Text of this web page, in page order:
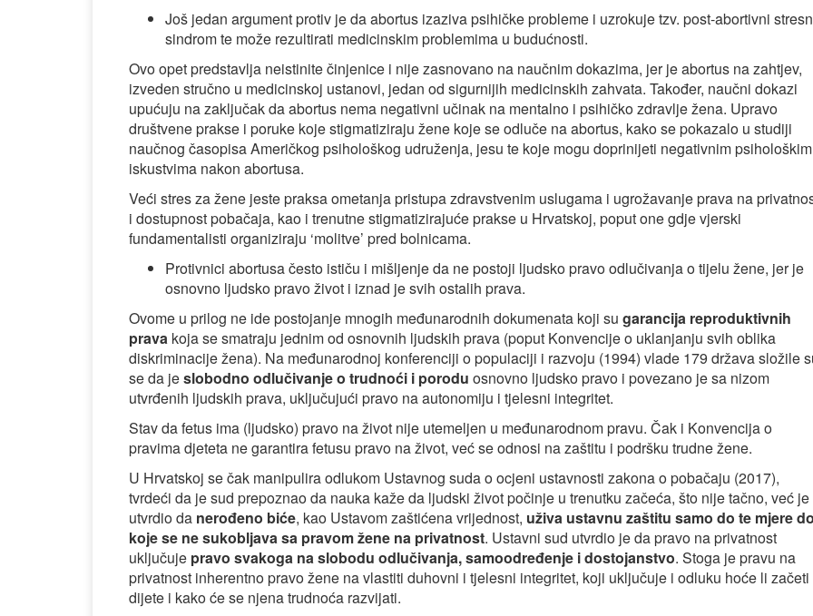
Još jedan argument protiv je da abortus izaziva psihičke probleme i uzrokuje tzv. post-abortivni
sindrom te može rezultirati medicinskim problemima u budućnosti.
Ovo opet predstavlja neistinite činjenice i nije zasnovano na naučnim dokazima, jer je abortus na zahtjev,
izveden stručno u medicinskoj ustanovi, jedan od sigurnijih medicinskih zahvata. Također, naučni dokazi
upućuju na zaključak da abortus nema negativni učinak na mentalno i psihičko zdravlje žena. Upravo
društvene prakse i poruke koje stigmatiziraju žene koje se odluče na abortus, kako se pokazalo u studiji
naučnog časopisa Američkog psihološkog udruženja, jesu te koje mogu doprinijeti negativnim psihološkim
iskustvima nakon abortusa.
Veći stres za žene jeste praksa ometanja pristupa zdravstvenim uslugama i ugrožavanje prava na
i dostupnost pobačaja, kao i trenutne stigmatizirajuće prakse u Hrvatskoj, poput one gdje vjerski
fundamentalisti organiziraju ‘molitve’ pred bolnicama.
Protivnici abortusa često ističu i mišljenje da ne postoji ljudsko pravo odlučivanja o tijelu žene, jer je
osnovno ljudsko pravo život i iznad je svih ostalih prava.
Ovome u prilog ne ide postojanje mnogih međunarodnih dokumenata koji su garancija reproduktivnih
prava koja se smatraju jednim od osnovnih ljudskih prava (poput Konvencije o uklanjanju svih oblika
diskriminacije žena). Na međunarodnoj konferenciji o populaciji i razvoju (1994) vlade 179 država složile
se da jeslobodno odlučivanje o trudnoći i porodu osnovno ljudsko pravo i povezano je sa nizom
utvrđenih ljudskih prava, uključujući pravo na autonomiju i tjelesni integritet.
Stav da fetus ima (ljudsko) pravo na život nije utemeljen u međunarodnom pravu. Čak i Konvencija o
pravima djeteta ne garantira fetusu pravo na život, već se odnosi na zaštitu i podršku trudne žene.
U Hrvatskoj se čak manipulira odlukom Ustavnog suda o ocjeni ustavnosti zakona o pobačaju (2017),
tvrdeći da je sud prepoznao da nauka kaže da ljudski život počinje u trenutku začeća, što nije tačno, već je
utvrdio da nerođeno biće, kao Ustavom zaštićena vrijednost, uživa ustavnu zaštitu samo do te mjere
koje se ne sukobljava sa pravom žene na privatnost. Ustavni sud utvrdio je da pravo na privatnost
uključuje pravo svakoga na slobodu odlučivanja, samoodređenje i dostojanstvo. Stoga je pravu na
privatnost inherentno pravo žene na vlastiti duhovni i tjelesni integritet, koji uključuje i odluku hoće li začeti
dijete i kako će se njena trudnoća razvijati.